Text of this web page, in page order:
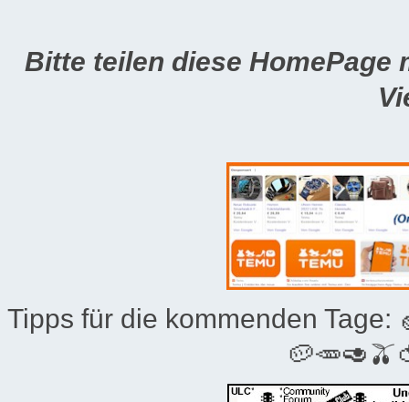
Bitte teilen diese HomePage
Tipps für die kommenden